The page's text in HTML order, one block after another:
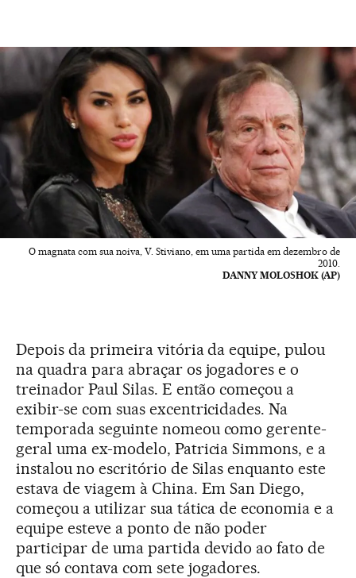
O magnata com sua noiva, V. Stiviano, em uma partida em dezembro de
2010.
DANNY MOLOSHOK (AP)
Depois da primeira vitória da equipe, pulou
na quadra para abraçar os jogadores e o
treinador Paul Silas. E então começou a
exibir-se com suas excentricidades. Na
temporada seguinte nomeou como gerente-
geral uma ex-modelo, Patricia Simmons, e a
instalou no escritório de Silas enquanto este
estava de viagem à China. Em San Diego,
começou a utilizar sua tática de economia e a
equipe esteve a ponto de não poder
participar de uma partida devido ao fato de
que só contava com sete jogadores.